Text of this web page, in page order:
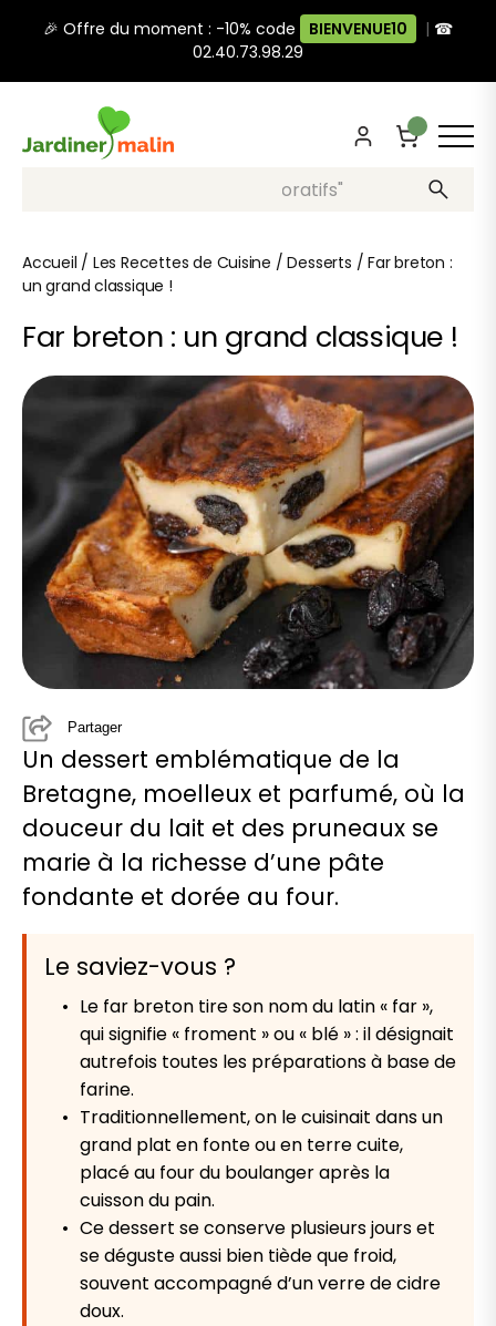
🎉 Offre du moment : -10% code BIENVENUE10 | ☎
02.40.73.98.29
Recherche, ex: "pots décoratifs"
Accueil / Les Recettes de Cuisine /Desserts /Far breton :
un grand classique !
Far breton : un grand classique !
Partager
Un dessert emblématique de la
Bretagne, moelleux et parfumé, où la
douceur du lait et des pruneaux se
marie à la richesse d’une pâte
fondante et dorée au four.
Le saviez-vous ?
Le far breton tire son nom du latin « far »,
qui signifie « froment » ou « blé » : il désignait
autrefois toutes les préparations à base de
farine.
Traditionnellement, on le cuisinait dans un
grand plat en fonte ou en terre cuite,
placé au four du boulanger après la
cuisson du pain.
Ce dessert se conserve plusieurs jours et
se déguste aussi bien tiède que froid,
souvent accompagné d’un verre de cidre
doux.